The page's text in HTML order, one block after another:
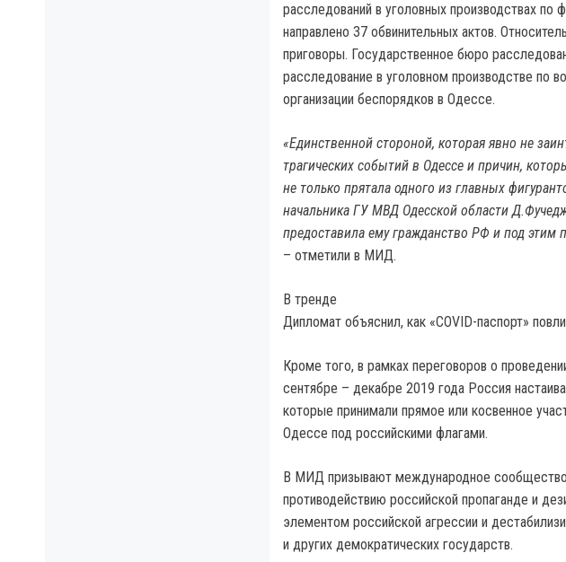
расследований в уголовных производствах
направлено 37 обвинительных актов.
приговоры. Государственное бюро
расследование в уголовном производстве по
организации беспорядков в Одессе.
«Единственной стороной, которая явно не
трагических событий в Одессе и причин,
не только прятала одного из главных
начальника ГУ МВД Одесской области
предоставила ему гражданство РФ и под этим
– отметили в МИД.
В тренде
Дипломат объяснил, как «COVID-паспорт»
Кроме того, в рамках переговоров о
сентябре – декабре 2019 года Россия
которые принимали прямое или косвенное
Одессе под российскими флагами.
В МИД призывают международное
противодействию российской пропаганде и
элементом российской агрессии и
и других демократических государств.